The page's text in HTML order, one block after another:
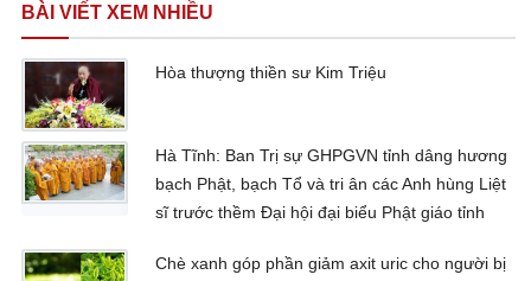
BÀI VIẾT XEM NHIỀU
Hòa thượng thiền sư Kim Triệu
Hà Tĩnh: Ban Trị sự GHPGVN tỉnh dâng hương
bạch Phật, bạch Tổ và tri ân các Anh hùng Liệt
sĩ trước thềm Đại hội đại biểu Phật giáo tỉnh
Chè xanh góp phần giảm axit uric cho người bị